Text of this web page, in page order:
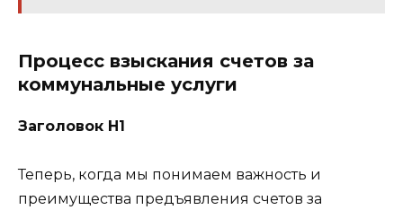
Процесс взыскания счетов за
коммунальные услуги
Заголовок H1
Теперь, когда мы понимаем важность и
преимущества предъявления счетов за